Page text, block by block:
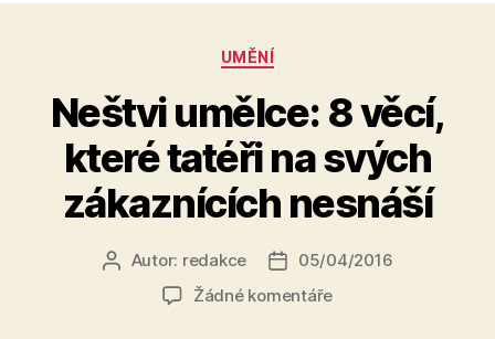
Rubriky
UMĚNÍ
Neštvi umělce: 8 věcí,
které tatéři na svých
zákaznících nesnáší
Autor
příspěvku
Autor: redakce
Datum
příspěvku
05/04/2016
Žádné komentářeu